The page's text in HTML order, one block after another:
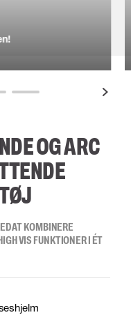
OG ARC
AT KOMBINERE
VIS FUNKTIONER I ÉT